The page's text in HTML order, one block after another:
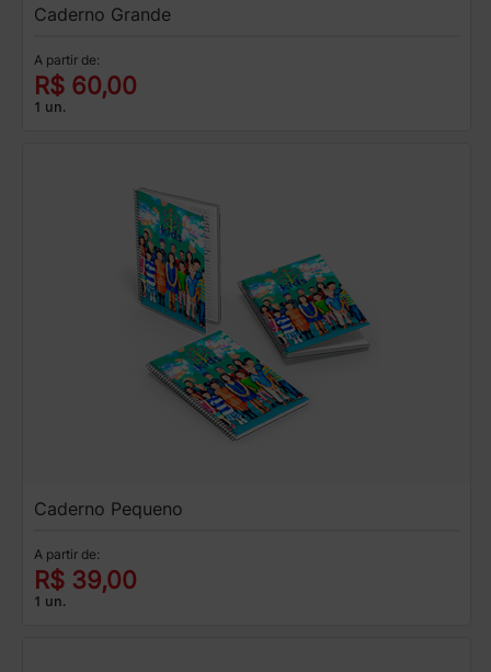
Caderno Grande
A partir de:
R$ 60,00
1 un.
Caderno Pequeno
A partir de:
R$ 39,00
1 un.